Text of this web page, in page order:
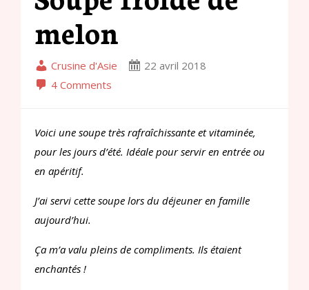
melon
Crusine d'Asie
22 avril 2018
4 Comments
Voici une soupe très rafraîchissante et vitaminée,
pour les jours d’été. Idéale pour servir en entrée ou
en apéritif.
J’ai servi cette soupe lors du déjeuner en famille
aujourd’hui.
Ça m’a valu pleins de compliments. Ils étaient
enchantés !